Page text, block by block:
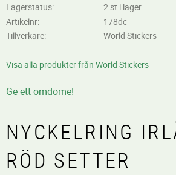
Lagerstatus
2 st i lager
Artikelnr
178dc
Tillverkare
World Stickers
Visa alla produkter från World Stickers
Ge ett omdöme!
NYCKELRING
RÖD SETTER